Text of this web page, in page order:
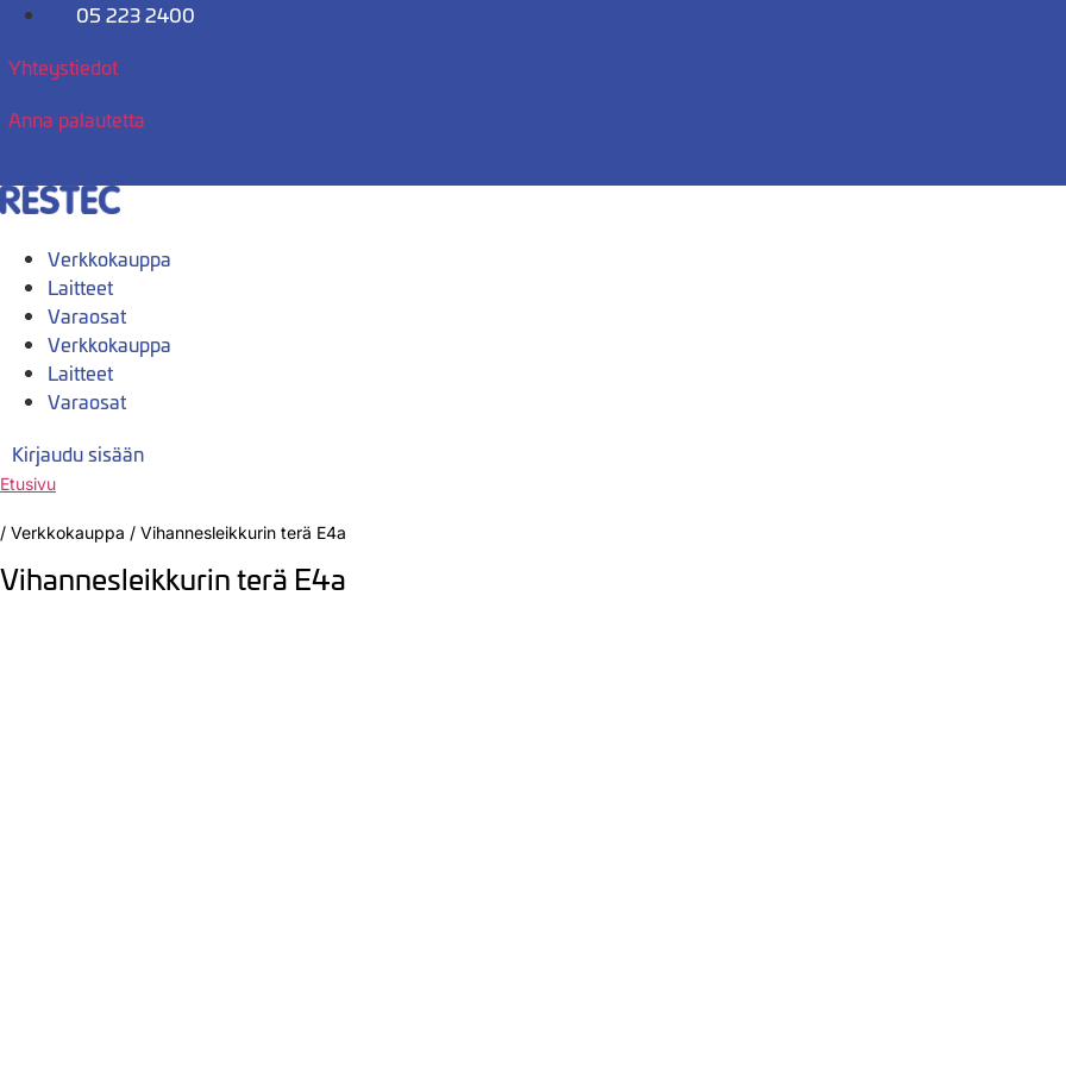
Mene
05 223 2400
Yhteystiedot
Anna palautetta
Verkkokauppa
Laitteet
Varaosat
Verkkokauppa
Laitteet
Varaosat
Kirjaudu sisään
Etusivu
/ Verkkokauppa / Vihannesleikkurin terä E4a
Vihannesleikkurin terä E4a